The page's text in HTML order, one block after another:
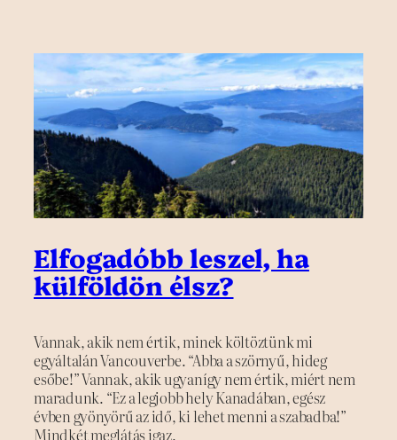
Elfogadóbb leszel, ha
külföldön élsz?
Vannak, akik nem értik, minek költöztünk mi
egyáltalán Vancouverbe. “Abba a szörnyű, hideg
esőbe!” Vannak, akik ugyanígy nem értik, miért nem
maradunk. “Ez a legjobb hely Kanadában, egész
évben gyönyörű az idő, ki lehet menni a szabadba!”
Mindkét meglátás igaz.